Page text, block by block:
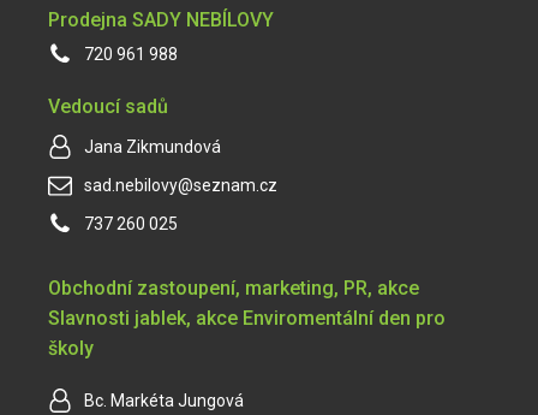
Prodejna SADY NEBÍLOVY
720 961 988
Vedoucí sadů
Jana Zikmundová
sad.nebilovy@seznam.cz
737 260 025
Obchodní zastoupení, marketing, PR, akce
Slavnosti jablek, akce Enviromentální den pro
školy
Bc. Markéta Jungová